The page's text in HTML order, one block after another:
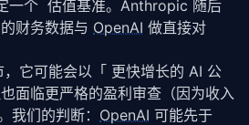
一个  估值基准。Anthropic 随后
财务数据与 OpenAI 做直接对
它可能会以「 更快增长的 AI 公
面临更严格的盈利审查（因为收入
我们的判断： OpenAI 可能先于